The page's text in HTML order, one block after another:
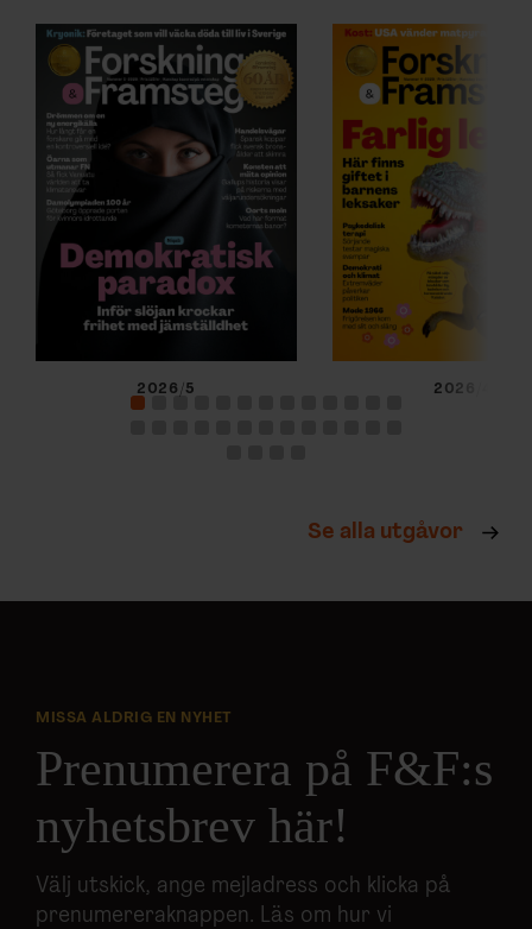
2026/5 2026/4
Se alla utgåvor
MISSA ALDRIG EN NYHET
Prenumerera på F&F:s
nyhetsbrev här!
Välj utskick, ange mejladress och klicka på
prenumereraknappen. Läs om hur vi